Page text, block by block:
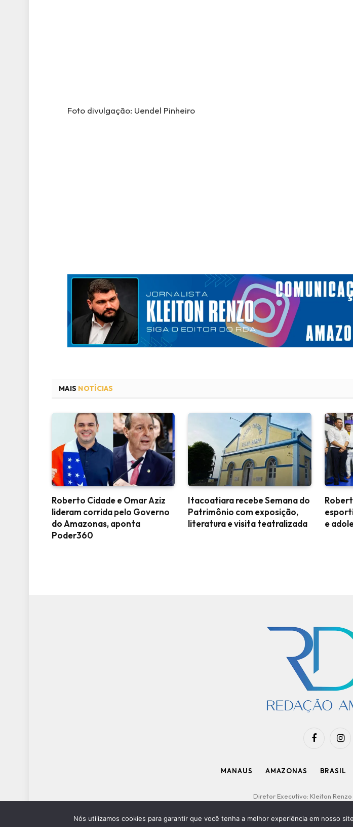
Foto divulgação: Uendel Pinheiro
MAIS NOTÍCIAS
Roberto Cidade e Omar Aziz
lideram corrida pelo Governo
do Amazonas, aponta
Poder360
Itacoatiara recebe Semana do
Patrimônio com exposição,
literatura e visita teatralizada
e
Facebook
MANAUS AMAZONAS BRASIL
Diretor Executivo: Kleiton Renzo
Nós utilizamos cookies para garantir que você tenha a melhor experiência em nosso